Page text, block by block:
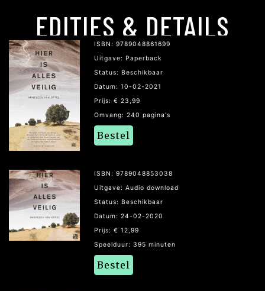
EDITIES & DETAILS
ISBN: 9789048861699
Uitgave: Paperback
Status: Beschikbaar
Datum: 10-02-2021
Prijs: € 23,99
Omvang: 240 pagina's
Bestel
ISBN: 9789048853038
Uitgave: Audio download
Status: Beschikbaar
Datum: 24-02-2020
Prijs: € 12,99
Speelduur: 395 minuten
Bestel